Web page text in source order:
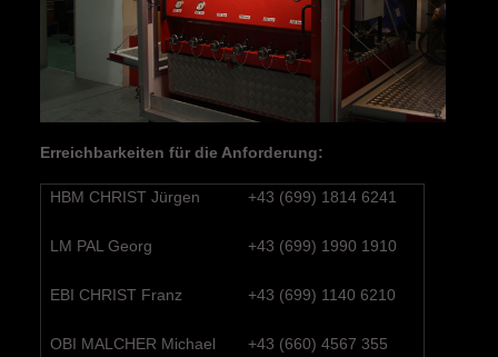
Erreichbarkeiten für die Anforderung:
HBM CHRIST Jürgen +43 (699) 1814 6241
LM PAL Georg +43 (699) 1990 1910
EBI CHRIST Franz +43 (699) 1140 6210
OBI MALCHER Michael +43 (660) 4567 355